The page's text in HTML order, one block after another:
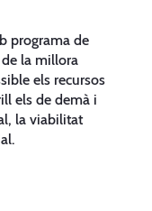
programa de
la millora
els recursos
els de demà i
la viabilitat